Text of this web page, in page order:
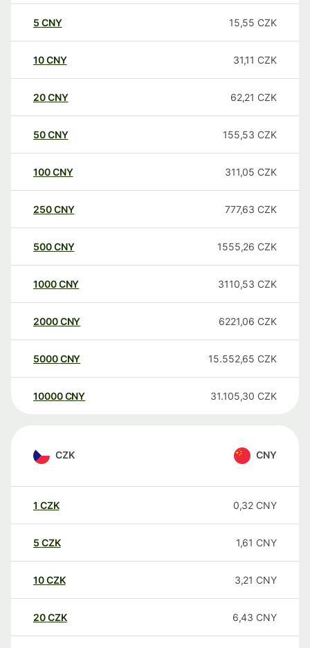
5 CNY 15,55 CZK
10CNY 31,11 CZK
20CNY 62,21 CZK
50CNY 155,53 CZK
100CNY 311,05 CZK
250CNY 777,63 CZK
500CNY 1555,26 CZK
1000CNY 3110,53 CZK
2000CNY 6221,06 CZK
5000CNY 15.552,65 CZK
10000 CNY 31.105,30 CZK
CZK CNY
1 CZK 0,32 CNY
5 CZK 1,61 CNY
10CZK 3,21 CNY
20CZK 6,43 CNY